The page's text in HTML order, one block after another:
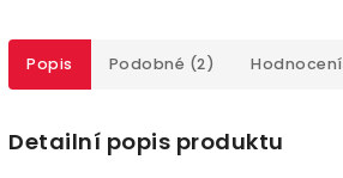
Popis Podobné (2) Hodnocení
Detailní popis produktu